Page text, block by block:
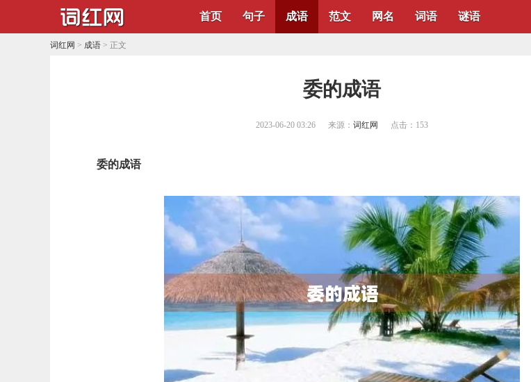
首页 句子 成语 范文 网名 词语 谜语
词红网 > 成语 > 正文
​委的成语
2023-06-20 03:26 来源： 词红网 点击： 153
委的成语